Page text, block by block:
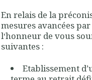
En relais de la
mesures avancées
l‘honneur de vous
suivantes :
Etablissement